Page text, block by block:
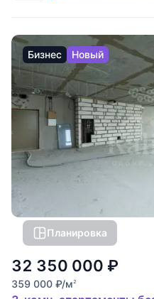
Бизнес Новый
Планировка
32 350 000 ₽
359 000 ₽/м2